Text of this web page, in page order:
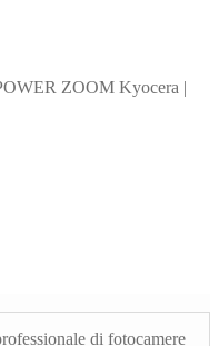
ZOOM Kyocera |